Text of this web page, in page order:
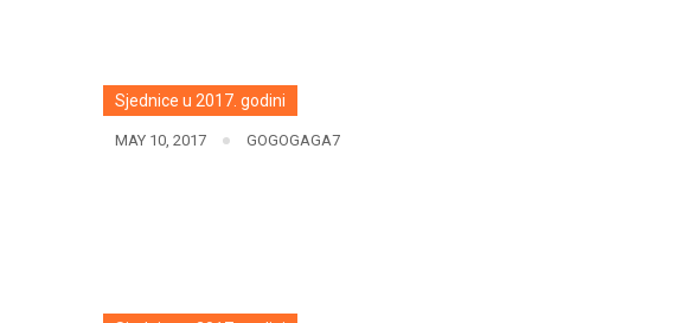
Sjednice u 2017. godini
MAY 10, 2017 GOGOGAGA7